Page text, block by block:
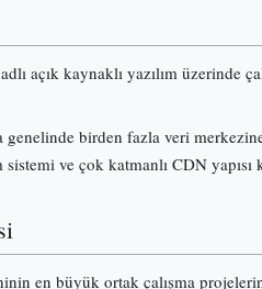
adlı açık kaynaklı yazılım üzerinde
genelinde birden fazla veri
ve çok katmanlı CDN yapısı
en büyük ortak çalışma